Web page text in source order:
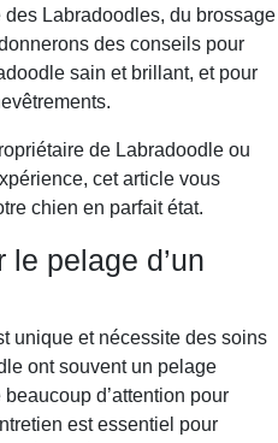
Labradoodles, du brossage
des conseils pour
sain et brillant, et pour
de Labradoodle ou
cet article vous
chien en parfait état.
pelage d’un
unique et nécessite des soins
ont souvent un pelage
d’attention pour
est essentiel pour